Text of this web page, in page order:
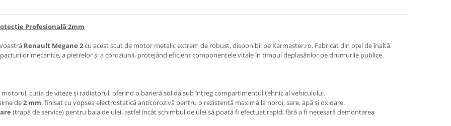
Profesională 2mm
Renault Megane 2cu acest scut de motor metalic extrem de robust, disponibil pe Karmaster.ro. Fabricat din oțel de înaltă
mecanice, a pietrelor și a coroziunii, protejând eficient componentele vitale în timpul deplasărilor pe drumurile publice
cutia de viteze și radiatorul, oferind o barieră solidă sub întreg compartimentul tehnic al vehiculului.
de2 mm, finisat cu vopsea electrostatică anticorozivă pentru o rezistență maximă la noroi, sare, apă și oxidare.
(trapă de service) pentru baia de ulei, astfel încât schimbul de ulei să poată fi efectuat rapid, fără a fi necesară demontarea